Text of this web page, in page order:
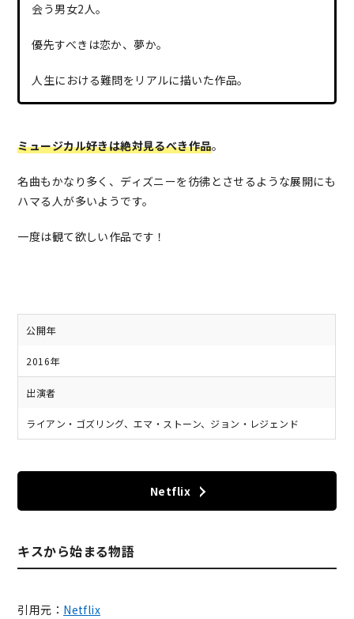
会う男女2人。
優先すべきは恋か、夢か。
人生における難問をリアルに描いた作品。
ミュージカル好きは絶対見るべき作品。
名曲もかなり多く、ディズニーを彷彿とさせるような展開にも
ハマる人が多いようです。
一度は観て欲しい作品です！
公開年
2016年
出演者
ライアン・ゴズリング、エマ・ストーン、ジョン・レジェンド
Netflix
キスから始まる物語
引用元： Netflix